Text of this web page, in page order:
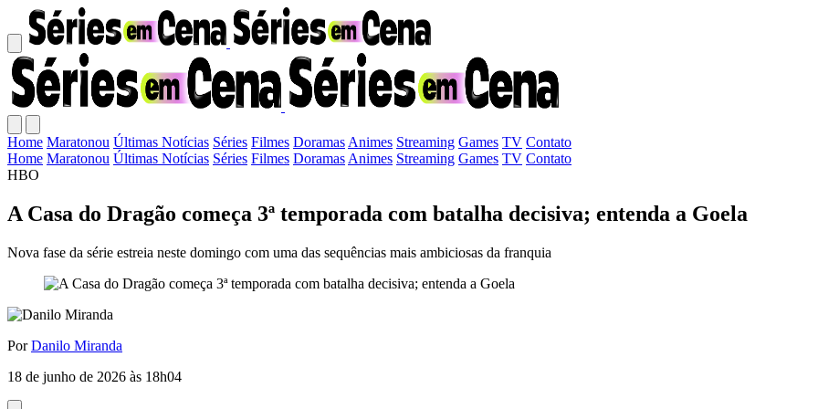
Home Maratonou Últimas Notícias Séries Filmes Doramas Animes Streaming Games TV Contato
Home Maratonou Últimas Notícias Séries Filmes Doramas Animes Streaming Games TV Contato
HBO
A Casa do Dragão começa 3ª temporada com batalha decisiva; entenda a Goela
Nova fase da série estreia neste domingo com uma das sequências mais ambiciosas da franquia
PorDanilo Miranda
18 de junho de 2026 às 18h04